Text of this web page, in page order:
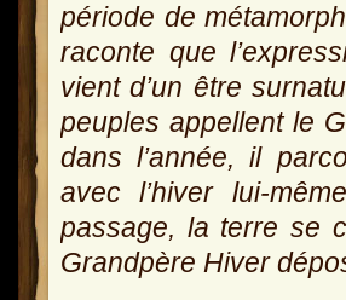
période de
raconte que
vient d’un être
peuples appellent le
dans l’année, il
avec l’hiver lui-
passage, la terre se
Grandpère Hiver